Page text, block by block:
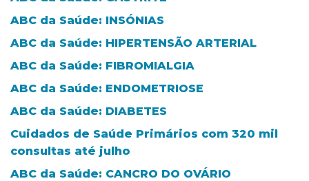
ABC da Saúde: INSÓNIAS
ABC da Saúde: HIPERTENSÃO ARTERIAL
ABC da Saúde: FIBROMIALGIA
ABC da Saúde: ENDOMETRIOSE
ABC da Saúde: DIABETES
Cuidados de Saúde Primários com 320 mil
consultas até julho
ABC da Saúde: CANCRO DO OVÁRIO